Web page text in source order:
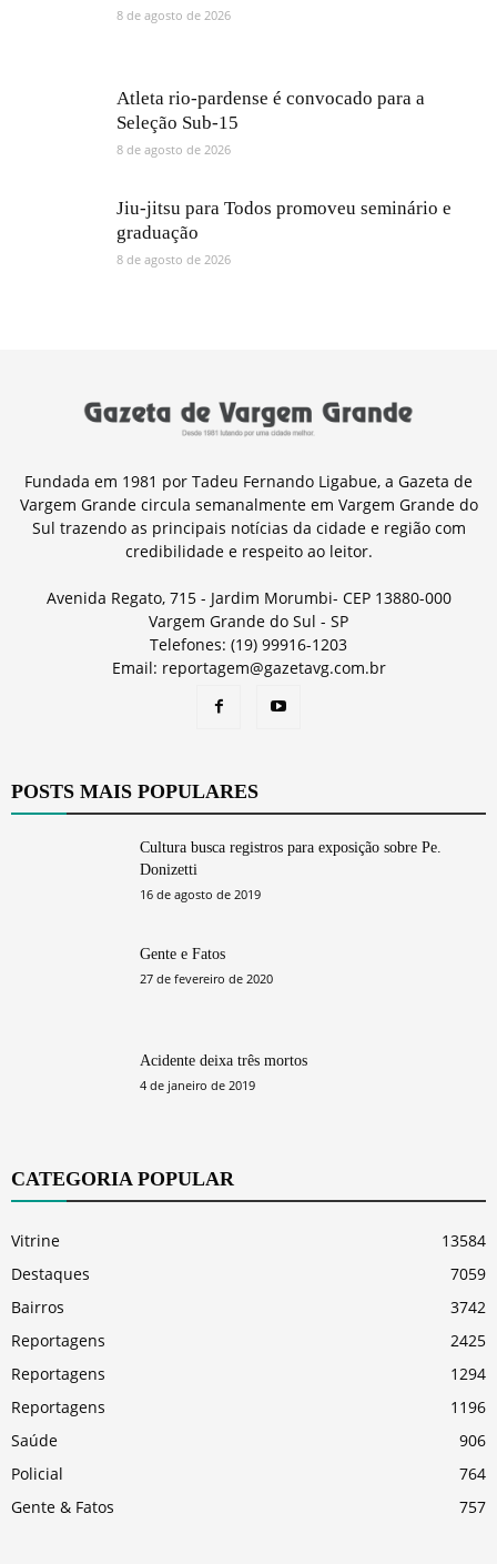
8 de agosto de 2026
Atleta rio-pardense é convocado para a
Seleção Sub-15
8 de agosto de 2026
Jiu-jitsu para Todos promoveu seminário e
graduação
8 de agosto de 2026
Fundada em 1981 por Tadeu Fernando Ligabue, a Gazeta de
Vargem Grande circula semanalmente em Vargem Grande do
Sul trazendo as principais notícias da cidade e região com
credibilidade e respeito ao leitor.
Avenida Regato, 715 - Jardim Morumbi- CEP 13880-000
Vargem Grande do Sul - SP
Telefones: (19) 99916-1203
Email: reportagem@gazetavg.com.br
POSTS MAIS POPULARES
Cultura busca registros para exposição sobre Pe.
Donizetti
16 de agosto de 2019
Gente e Fatos
27 de fevereiro de 2020
Acidente deixa três mortos
4 de janeiro de 2019
CATEGORIA POPULAR
Vitrine
13584
Destaques
7059
Bairros
3742
Reportagens
2425
Reportagens
1294
Reportagens
1196
Saúde
906
Policial
764
Gente & Fatos
757